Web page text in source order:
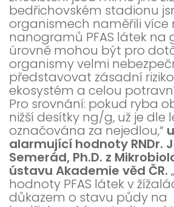
bedřichovském stadionu
organismech naměřili více
nanogramů PFAS látek na
úrovně mohou být pro
organismy velmi
představovat zásadní
ekosystém a celou
Pro srovnání: pokud ryba
nižší desítky ng/g, už je dle
označována za nejedlou,“
alarmující hodnoty RNDr.
Semerád, Ph.D. z
ústavu Akademie věd ČR.
hodnoty PFAS látek v
důkazem o stavu půdy na